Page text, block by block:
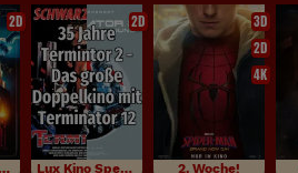
2D
Specials
2D
Lux Kino Specials
3D
2D
4K
2. Woche!